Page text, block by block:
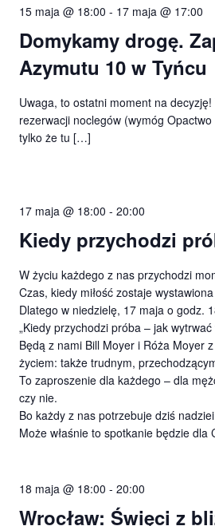
Domykamy drogę.
Azymutu 10 w Tyńcu
15 maja @ 18:00 - 17 maja @ 17:00
Uwaga, to ostatni moment na
rezerwacji noclegów (wymóg
tylko że tu […]
Kiedy przychodzi
17 maja @ 18:00 - 20:00
W życiu każdego z nas przychodzi
Czas, kiedy miłość zostaje
Dlatego w niedzielę, 17 maja o godz.
„Kiedy przychodzi próba – jak wytrwać
Będą z nami Bill Moyer i Róża Moyer
życiem: także trudnym,
To zaproszenie dla każdego – dla
czy nie.
Bo każdy z nas potrzebuje dziś
Może właśnie to spotkanie będzie
Wrocław: Święci z
18 maja @ 18:00 - 20:00